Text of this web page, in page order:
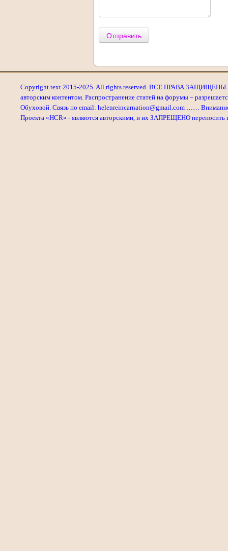
Отправить
Copyright text 2015-2025. All rights reserved. ВСЕ ПРАВА ЗАЩИЩЕНЫ.
авторским контентом. Распространение статей на форумы –
Обуховой. Связь по email: helenreincarnation@gmail.com ……
Проекта «HCR» - являются авторскими, и их ЗАПРЕЩЕНО переносить в